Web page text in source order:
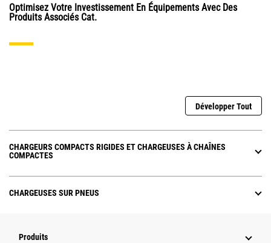
Optimisez Votre Investissement En Équipements Avec Des
Produits Associés Cat.
Développer Tout
CHARGEURS COMPACTS RIGIDES ET CHARGEUSES À CHAÎNES
COMPACTES
CHARGEUSES SUR PNEUS
Produits